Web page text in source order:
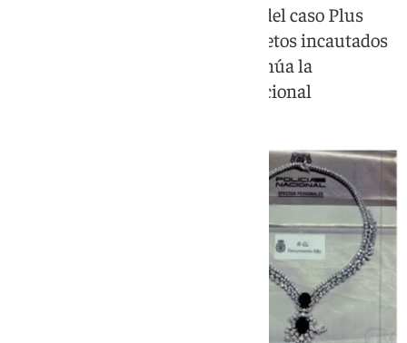
El informe, encargado por el juez del caso Plus
Ultra, atribuye este valor a los objetos incautados
en una caja fuerte mientras continúa la
investigación en la Audiencia Nacional